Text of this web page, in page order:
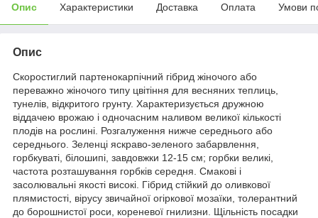
Опис Характеристики Доставка Оплата Умови
Опис
Скоростиглий партенокарпічний гібрид жіночого або
переважно жіночого типу цвітіння для весняних теплиць,
тунелів, відкритого грунту. Характеризується дружною
віддачею врожаю і одночасним наливом великої кількості
плодів на рослині. Розгалуження нижче середнього або
середнього. Зеленці яскраво-зеленого забарвлення,
горбкуваті, білошипі, завдовжки 12-15 см; горбки великі,
частота розташування горбків середня. Смакові і
засолювальні якості високі. Гібрид стійкий до оливкової
плямистості, вірусу звичайної огіркової мозаїки, толерантний
до борошнистої роси, кореневої гнилизни. Щільність посадки